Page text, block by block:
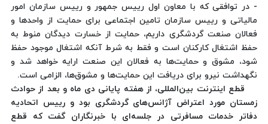
- در توافقی که با معاون اول رییس جمهور و رییس سازمان امور
مالیاتی و رییس سازمان تامین اجتماعی برای حمایت از واحدها و
فعالان صنعت گردشگری داریم، حمایت از خسارت دیدگان منوط به
حفظ اشتغال کارکنان است و فقط به شرط آنکه اشتغال موجود حفظ
شود، مشوق و حمایت‌ها به فعالان این صنعت ارایه خواهد شد و
نگهداشت نیرو برای دریافت این حمایت‌ها و مشوق‌ها، الزامی است.
قطع اینترنت بین‌المللی، از هفته پایانی دی ماه و بعد از حوادث
زمستان مورد اعتراض آژانس‌های گردشگری بود و رییس اتحادیه
دفاتر خدمات مسافرتی در جلسه‌ای با خبرنگاران گفت که قطع